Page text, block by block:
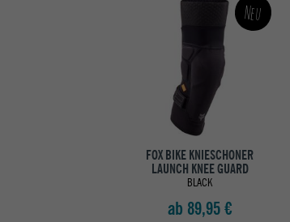
Neu
FOX BIKE KNIESCHONER
LAUNCH KNEE GUARD
BLACK
ab 89,95 €